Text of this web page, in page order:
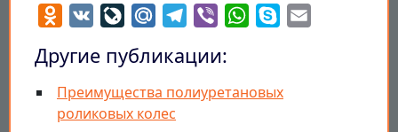
Odnoklassniki
VK LiveJournal
Mail.RuTelegram
Viber WhatsApp
Skype
Другие публикации:
Преимущества полиуретановых
роликовых колес